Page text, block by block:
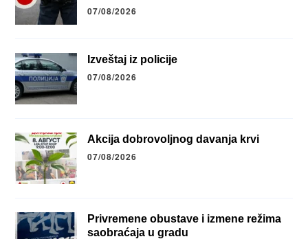
07/08/2026
Izveštaj iz policije
07/08/2026
Akcija dobrovoljnog davanja krvi
07/08/2026
Privremene obustave i izmene režima
saobraćaja u gradu